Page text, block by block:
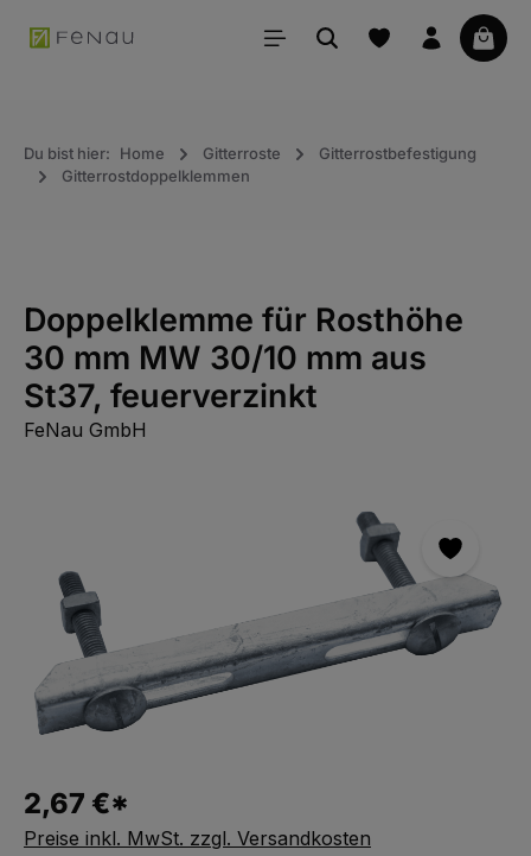
springen
Du bist hier: Home Gitterroste
Gitterrostbefestigung
Gitterrostdoppelklemmen
Doppelklemme für Rosthöhe
30 mm MW 30/10 mm aus
St37, feuerverzinkt
FeNau GmbH
2,67 €*
Preise inkl. MwSt. zzgl. Versandkosten